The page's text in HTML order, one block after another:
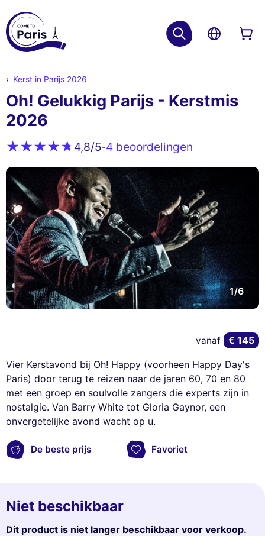
Kerst in Parijs 2026
Oh! Gelukkig Parijs - Kerstmis
2026
4,8/5-4 beoordelingen
1/6
Vier Kerstavond bij Oh! Happy (voorheen Happy Day's
Paris) door terug te reizen naar de jaren 60, 70 en 80
met een groep en soulvolle zangers die experts zijn in
nostalgie. Van Barry White tot Gloria Gaynor, een
onvergetelijke avond wacht op u.
De beste prijs Favoriet
vanaf € 145
Niet beschikbaar
Dit product is niet langer beschikbaar voor verkoop.